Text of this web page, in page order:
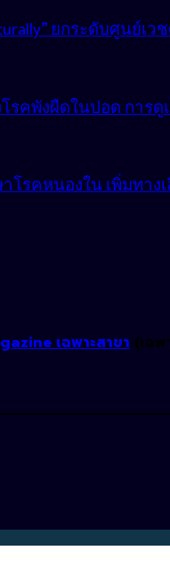
ยกระดับศูนย์
โรคพังผืดในปอด ก
รคหนองใน เพิ่มทาง
เฉพาะสาขา (เฉ